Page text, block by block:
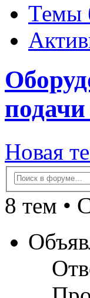
Темы
Новая
8 тем •